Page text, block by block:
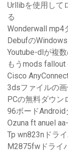
Urllibを使用して
る
Wonderwall mp4
Debufの
Youtube-dlが複
もうmods
Cisco
3dsファイルの
PCの無料ダウ
96ボードAndroid
Ozuna ft anuel
Tp wn823nドラ
M2875fwドライ